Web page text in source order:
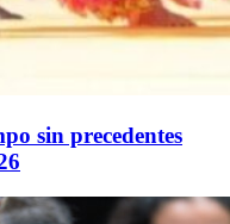
sin precedentes